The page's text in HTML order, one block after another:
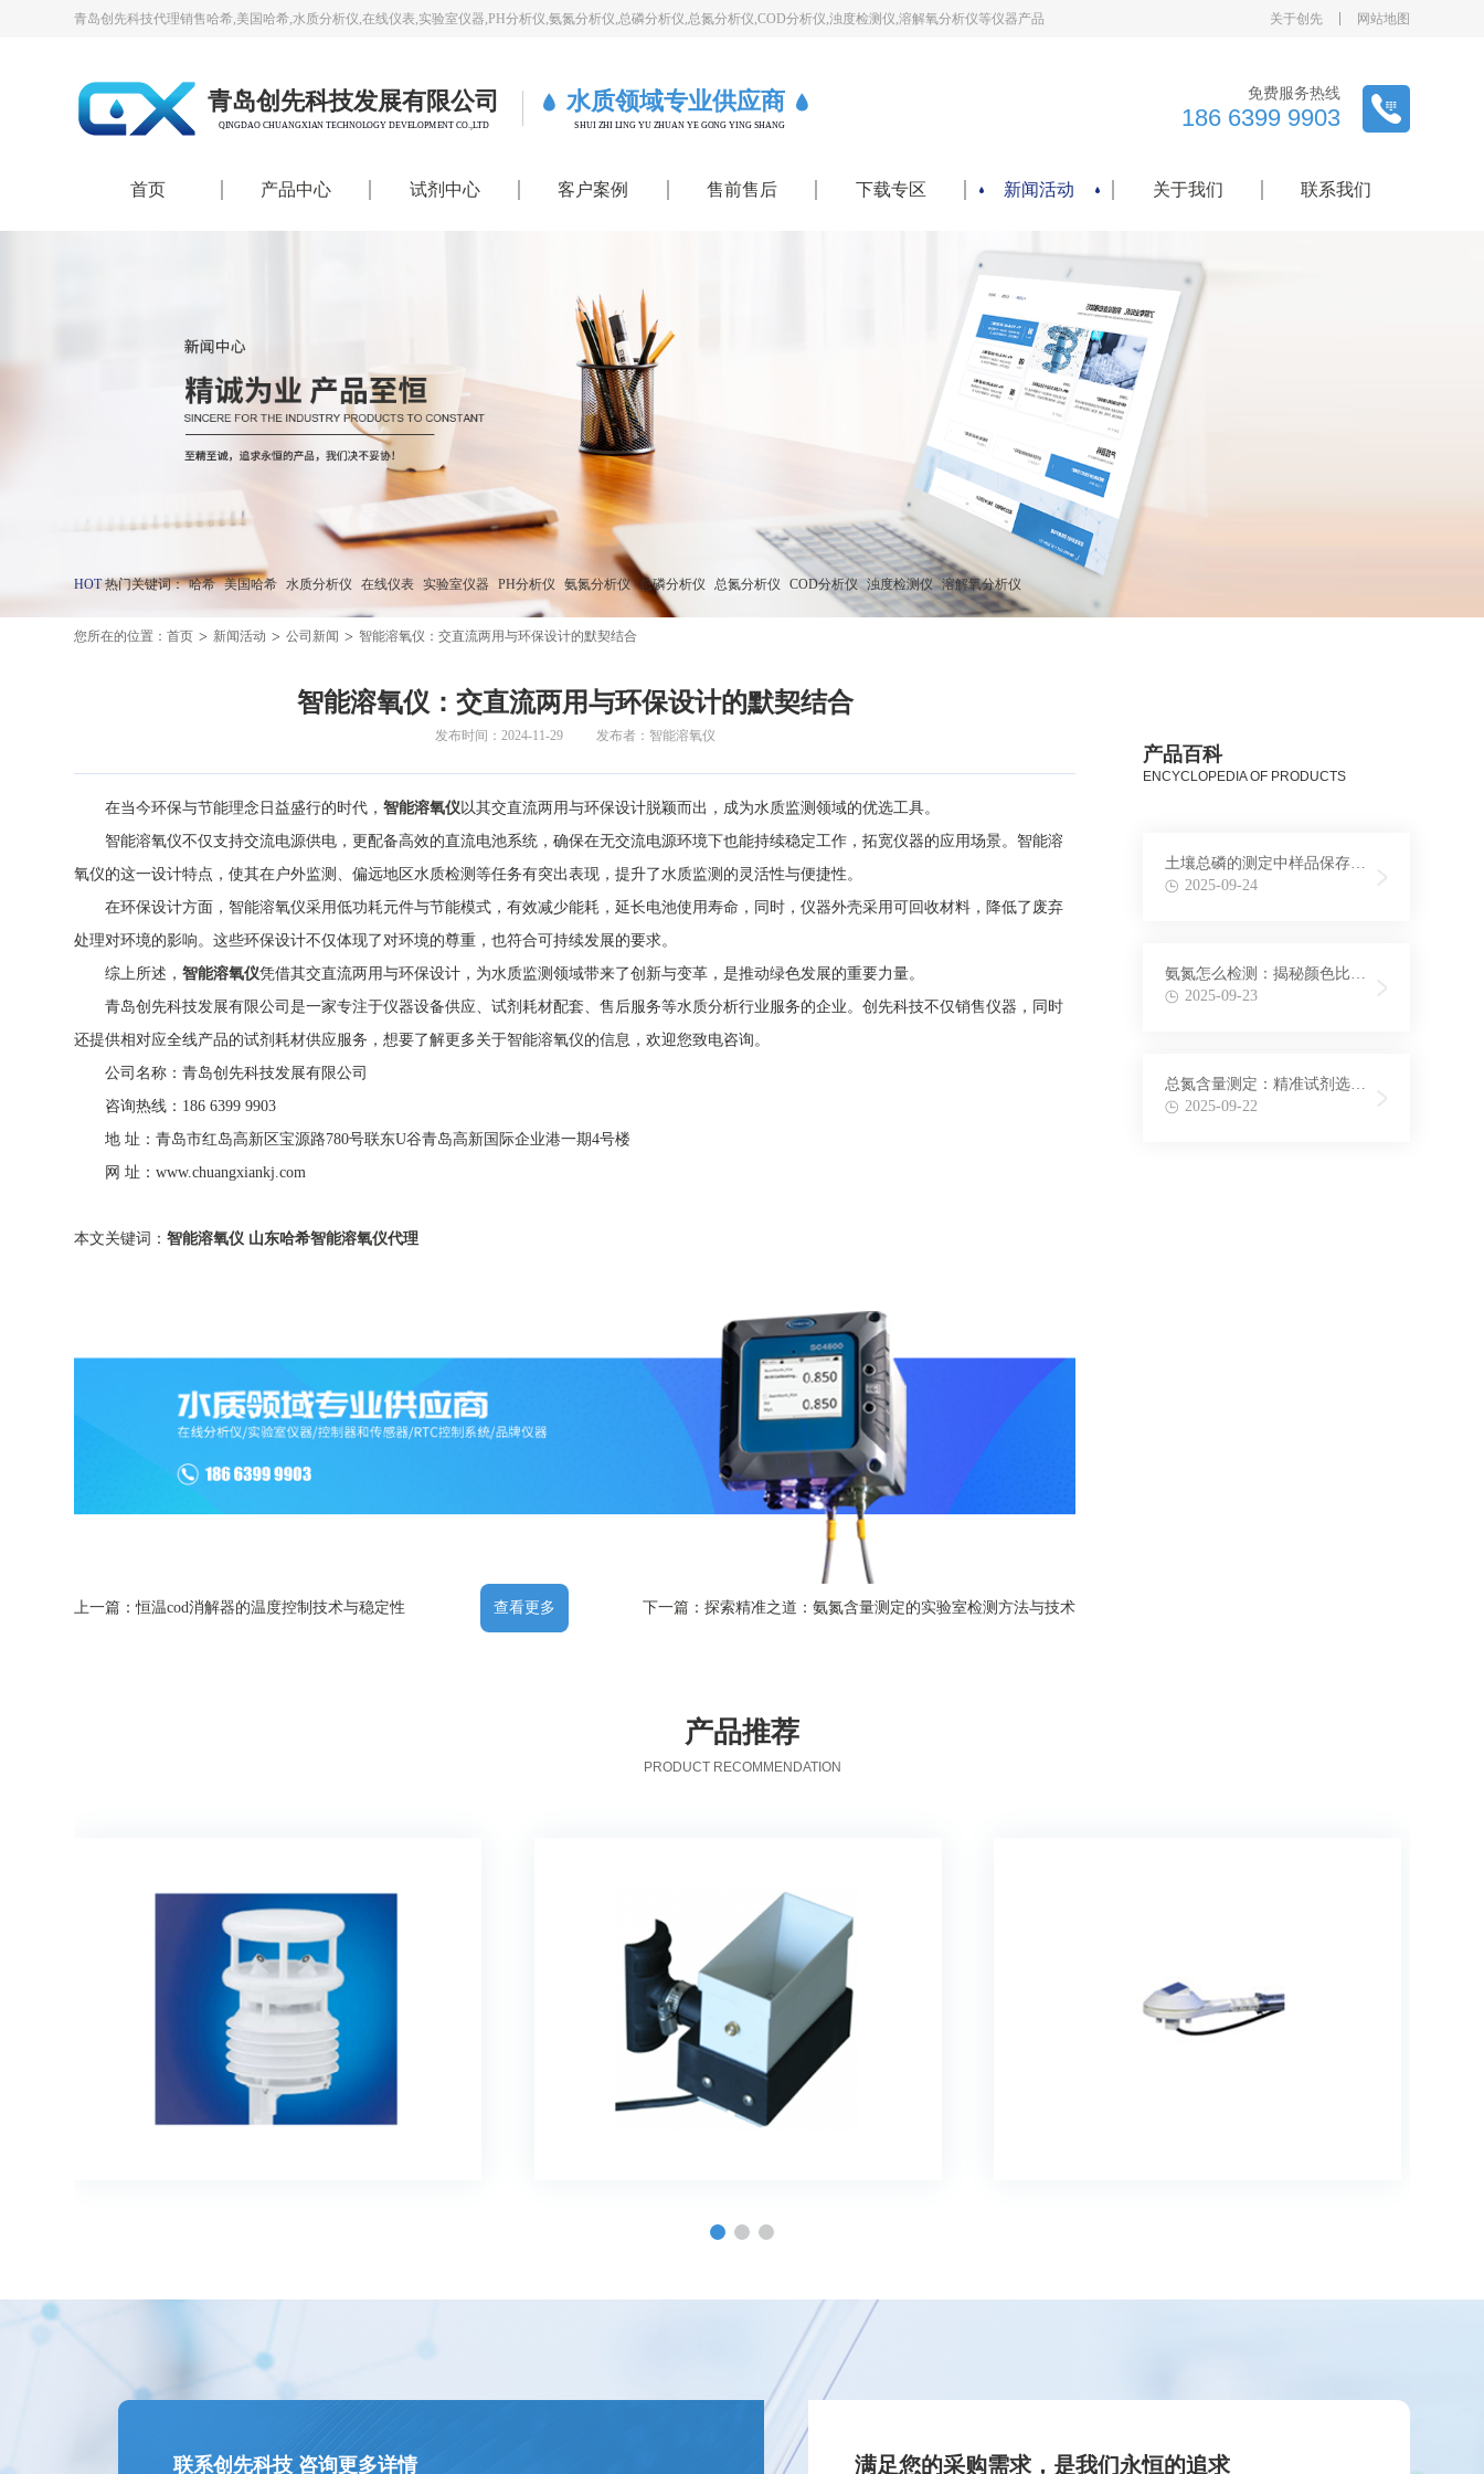
青岛创先科技代理销售哈希,美国哈希,水质分析仪,在线仪表,实验室仪器,PH分析仪,氨氮分析仪,总磷分析仪,总氮分析仪,COD分析仪,浊度检测仪,溶解氧分析仪等仪器产品 关于创先 网站地图
青岛创先科技发展有限公司
QINGDAO CHUANGXIAN TECHNOLOGY DEVELOPMENT CO.,LTD
水质领域专业供应商
SHUI ZHI LING YU ZHUAN YE GONG YING SHANG
免费服务热线
186 6399 9903
首页 产品中心 试剂中心 客户案例 售前售后 下载专区 新闻活动 关于我们 联系我们
HOT热门关键词： 哈希 美国哈希 水质分析仪 在线仪表 实验室仪器 PH分析仪 氨氮分析仪 总磷分析仪 总氮分析仪 COD分析仪 浊度检测仪 溶解氧分析仪
您所在的位置：首页 > 新闻活动 > 公司新闻 > 智能溶氧仪：交直流两用与环保设计的默契结合
智能溶氧仪：交直流两用与环保设计的默契结合
发布时间：2024-11-29 发布者：智能溶氧仪
在当今环保与节能理念日益盛行的时代，智能溶氧仪以其交直流两用与环保设计脱颖而出，成为水质监测领域的优选工具。
智能溶氧仪不仅支持交流电源供电，更配备高效的直流电池系统，确保在无交流电源环境下也能持续稳定工作，拓宽仪器的应用场景。智能溶
氧仪的这一设计特点，使其在户外监测、偏远地区水质检测等任务有突出表现，提升了水质监测的灵活性与便捷性。
在环保设计方面，智能溶氧仪采用低功耗元件与节能模式，有效减少能耗，延长电池使用寿命，同时，仪器外壳采用可回收材料，降低了废弃
处理对环境的影响。这些环保设计不仅体现了对环境的尊重，也符合可持续发展的要求。
综上所述，智能溶氧仪凭借其交直流两用与环保设计，为水质监测领域带来了创新与变革，是推动绿色发展的重要力量。
青岛创先科技发展有限公司是一家专注于仪器设备供应、试剂耗材配套、售后服务等水质分析行业服务的企业。创先科技不仅销售仪器，同时
还提供相对应全线产品的试剂耗材供应服务，想要了解更多关于智能溶氧仪的信息，欢迎您致电咨询。
公司名称：青岛创先科技发展有限公司
咨询热线：186 6399 9903
地 址：青岛市红岛高新区宝源路780号联东U谷青岛高新国际企业港一期4号楼
网 址：www.chuangxiankj.com
本文关键词：智能溶氧仪 山东哈希智能溶氧仪代理
上一篇：恒温cod消解器的温度控制技术与稳定性 查看更多 下一篇：探索精准之道：氨氮含量测定的实验室检测方法与技术
产品百科
ENCYCLOPEDIA OF PRODUCTS
土壤总磷的测定中样品保存条
件与时间探究
2025-09-24
氨氮怎么检测：揭秘颜色比色
法在氨氮检测中的应用
2025-09-23
总氮含量测定：精准试剂选择
与配制方法揭秘
2025-09-22
产品推荐
PRODUCT RECOMMENDATION
联系创先科技 咨询更多详情 满足您的采购需求，是我们永恒的追求